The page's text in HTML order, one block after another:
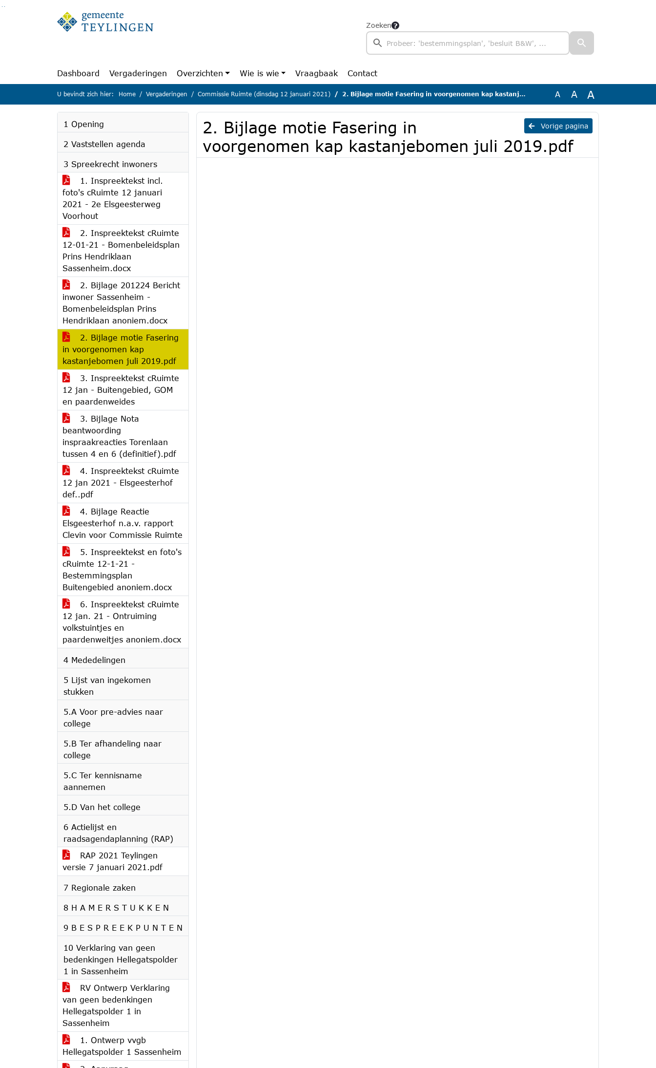
Ga naar de inhoud van deze pagina
Ga naar het zoeken
Ga naar het menu
Zoeken
Dashboard Vergaderingen Overzichten Wie is wie Vraagbaak Contact
U bevindt zich hier: Home Vergaderingen Commissie Ruimte (dinsdag 12 januari 2021) 2. Bijlage motie Fasering in voorgenomen kap kastanjebomen juli 2019.pdf A A A
1 Opening
2 Vaststellen agenda
3 Spreekrecht inwoners
1. Inspreektekst incl.
foto's cRuimte 12 januari
2021 - 2e Elsgeesterweg
Voorhout
2. Inspreektekst cRuimte
12-01-21 - Bomenbeleidsplan
Prins Hendriklaan
Sassenheim.docx
2. Bijlage 201224 Bericht
inwoner Sassenheim -
Bomenbeleidsplan Prins
Hendriklaan anoniem.docx
2. Bijlage motie Fasering
in voorgenomen kap
kastanjebomen juli 2019.pdf
3. Inspreektekst cRuimte
12 jan - Buitengebied, GOM
en paardenweides
3. Bijlage Nota
beantwoording
inspraakreacties Torenlaan
tussen 4 en 6 (definitief).pdf
4. Inspreektekst cRuimte
12 jan 2021 - Elsgeesterhof
def..pdf
4. Bijlage Reactie
Elsgeesterhof n.a.v. rapport
Clevin voor Commissie Ruimte
5. Inspreektekst en foto's
cRuimte 12-1-21 -
Bestemmingsplan
Buitengebied anoniem.docx
6. Inspreektekst cRuimte
12 jan. 21 - Ontruiming
volkstuintjes en
paardenweitjes anoniem.docx
4 Mededelingen
5 Lijst van ingekomen
stukken
5.A Voor pre-advies naar
college
5.B Ter afhandeling naar
college
5.C Ter kennisname
aannemen
5.D Van het college
6 Actielijst en
raadsagendaplanning (RAP)
RAP 2021 Teylingen
versie 7 januari 2021.pdf
7 Regionale zaken
8 H A M E R S T U K K E N
9 B E S P R E E K P U N T E N
10 Verklaring van geen
bedenkingen Hellegatspolder
1 in Sassenheim
RV Ontwerp Verklaring
van geen bedenkingen
Hellegatspolder 1 in
Sassenheim
1. Ontwerp vvgb
Hellegatspolder 1 Sassenheim
Vorige pagina
2. Bijlage motie Fasering in
voorgenomen kap kastanjebomen juli 2019.pdf